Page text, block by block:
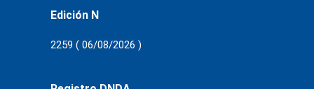
Edición N
2259 ( 06/08/2026 )